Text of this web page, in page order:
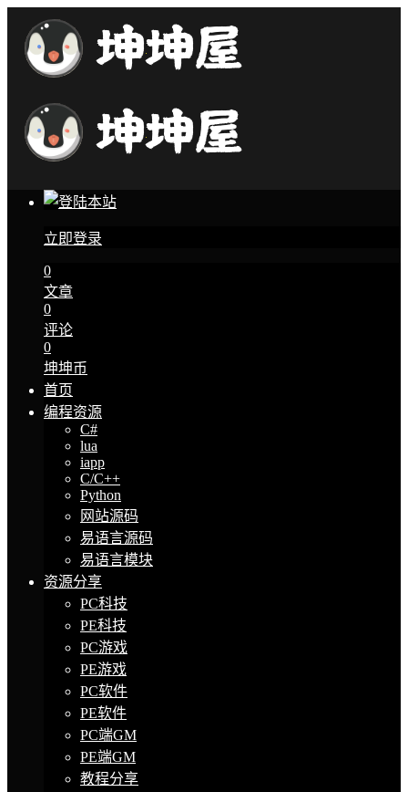
立即登录
0
文章
0
评论
0
坤坤币
首页
编程资源
C#
lua
iapp
C/C++
Python
网站源码
易语言源码
易语言模块
资源分享
PC科技
PE科技
PC游戏
PE游戏
PC软件
PE软件
PC端GM
PE端GM
教程分享